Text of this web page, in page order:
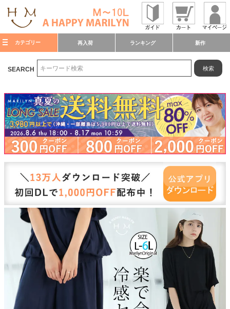
カテゴリー 再入荷 ランキング 新作
SEARCH 検索